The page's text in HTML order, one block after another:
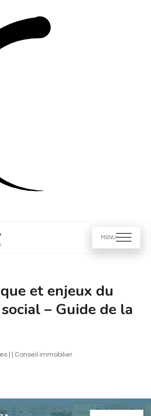
et enjeux du
– Guide de la
Conseil immobilier​